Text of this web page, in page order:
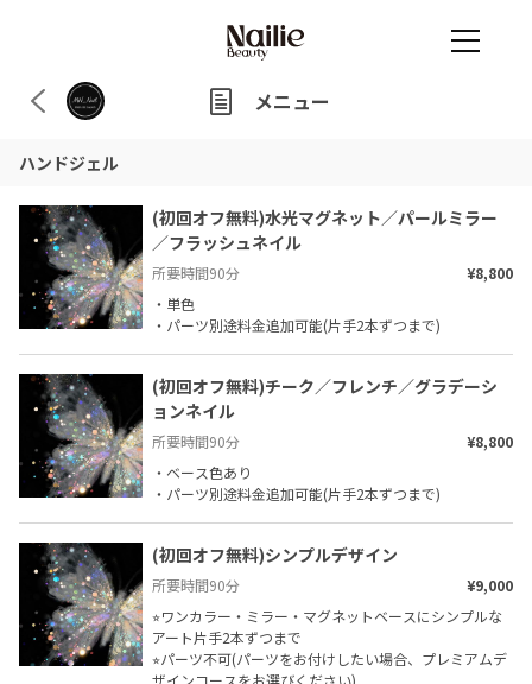
メニュー
ハンドジェル
(初回オフ無料)水光マグネット／パールミラー
／フラッシュネイル
所要時間90分
¥8,800
・単色
・パーツ別途料金追加可能(片手2本ずつまで)
(初回オフ無料)チーク／フレンチ／グラデーシ
ョンネイル
所要時間90分
¥8,800
・ベース色あり
・パーツ別途料金追加可能(片手2本ずつまで)
(初回オフ無料)シンプルデザイン
所要時間90分
¥9,000
⭐︎ワンカラー・ミラー・マグネットベースにシンプルな
アート片手2本ずつまで
⭐︎パーツ不可(パーツをお付けしたい場合、プレミアムデ
ザインコースをお選びください)